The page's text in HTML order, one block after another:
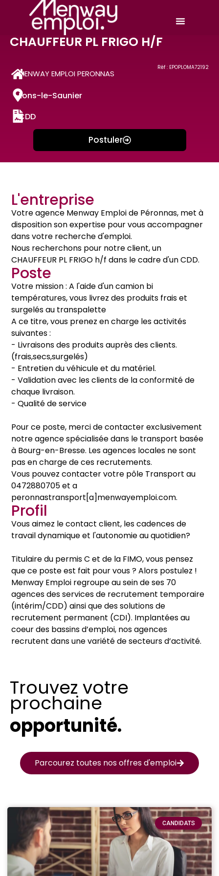
Réf : EPOPLOMA72192
CHAUFFEUR PL FRIGO H/F
MENWAY EMPLOI PERONNAS
Lons-le-Saunier
CDD
Postuler
L'entreprise
Votre agence Menway Emploi de Péronnas, met à
disposition son expertise pour vous accompagner
dans votre recherche d'emploi.
Nous recherchons pour notre client, un
CHAUFFEUR PL FRIGO h/f dans le cadre d'un CDD.
Poste
Votre mission : A l'aide d'un camion bi
températures, vous livrez des produits frais et
surgelés au transpalette
A ce titre, vous prenez en charge les activités
suivantes :
- Livraisons des produits auprès des clients.
(frais,secs,surgelés)
- Entretien du véhicule et du matériel.
- Validation avec les clients de la conformité de
chaque livraison.
- Qualité de service
Pour ce poste, merci de contacter exclusivement
notre agence spécialisée dans le transport basée
à Bourg-en-Bresse. Les agences locales ne sont
pas en charge de ces recrutements.
Vous pouvez contacter votre pôle Transport au
0472880705 et a
peronnastransport[a]menwayemploi.com.
Profil
Vous aimez le contact client, les cadences de
travail dynamique et l'autonomie au quotidien?
Titulaire du permis C et de la FIMO, vous pensez
que ce poste est fait pour vous ? Alors postulez !
Menway Emploi regroupe au sein de ses 70
agences des services de recrutement temporaire
(intérim/CDD) ainsi que des solutions de
recrutement permanent (CDI). Implantées au
coeur des bassins d’emploi, nos agences
recrutent dans une variété de secteurs d’activité.
CANDIDATS
Trouvez votre
prochaine
opportunité.
Parcourez toutes nos offres d'emploi